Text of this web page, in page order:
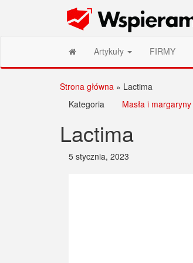
Wspieram Rozwój PL
Artykuły FIRMY
Strona główna » Lactima
Kategoria
Masła i margaryny
Lactima
5 stycznia, 2023